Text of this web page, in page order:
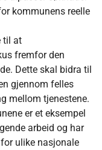
kommunens reelle
til at
fremfor den
Dette skal bidra til
gjennom felles
mellom tjenestene.
er et eksempel
arbeid og har
ulike nasjonale